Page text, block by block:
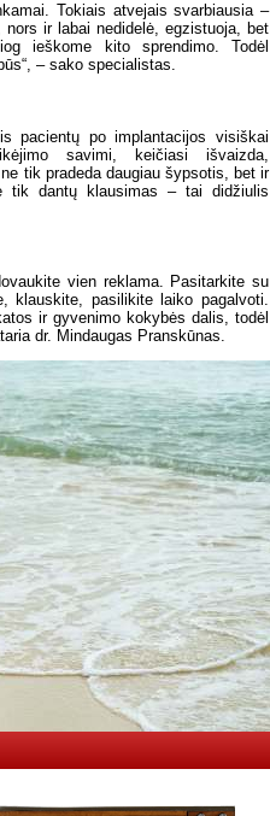
Tokiais atvejais svarbiausia –
ir labai nedidelė, egzistuoja, bet
ieškome kito sprendimo. Todėl
– sako specialistas.
pacientų po implantacijos visiškai
savimi, keičiasi išvaizda,
tik pradeda daugiau šypsotis, bet ir
tik dantų klausimas – tai didžiulis
vien reklama. Pasitarkite su
klauskite, pasilikite laiko pagalvoti.
ir gyvenimo kokybės dalis, todėl
dr. Mindaugas Pranskūnas.